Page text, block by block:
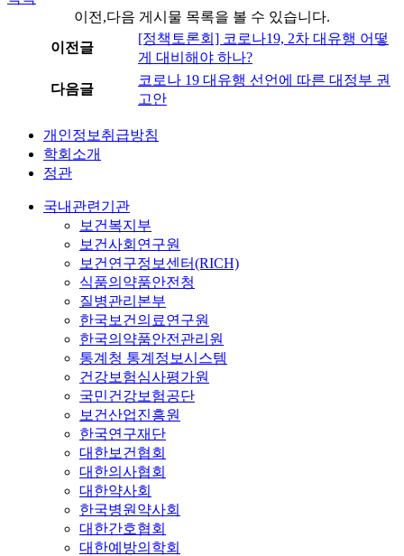
이전,다음 게시물 목록을 볼 수 있습니다.
이전글
[정책토론회] 코로나19, 2차 대유행 어떻
게 대비해야 하나?
다음글
코로나 19 대유행 선언에 따른 대정부 권
고안
개인정보취급방침
학회소개
정관
국내관련기관
보건복지부
보건사회연구원
보건연구정보센터(RICH)
식품의약품안전청
질병관리본부
한국보건의료연구원
한국의약품안전관리원
통계청 통계정보시스템
건강보험심사평가원
국민건강보험공단
보건산업진흥원
한국연구재단
대한보건협회
대한의사협회
대한약사회
한국병원약사회
대한간호협회
대한예방의학회